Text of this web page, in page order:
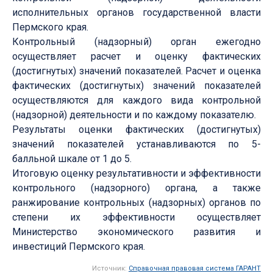
исполнительных органов государственной власти
Пермского края.
Контрольный (надзорный) орган ежегодно
осуществляет расчет и оценку фактических
(достигнутых) значений показателей. Расчет и оценка
фактических (достигнутых) значений показателей
осуществляются для каждого вида контрольной
(надзорной) деятельности и по каждому показателю.
Результаты оценки фактических (достигнутых)
значений показателей устанавливаются по 5-
балльной шкале от 1 до 5.
Итоговую оценку результативности и эффективности
контрольного (надзорного) органа, а также
ранжирование контрольных (надзорных) органов по
степени их эффективности осуществляет
Министерство экономического развития и
инвестиций Пермского края.
Источник: Справочная правовая система ГАРАНТ